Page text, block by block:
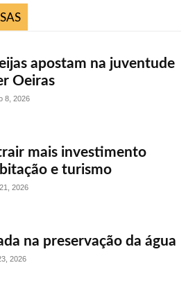
apostam na juventude
Oeiras
8, 2026
mais investimento
e turismo
2026
na preservação da água
2026